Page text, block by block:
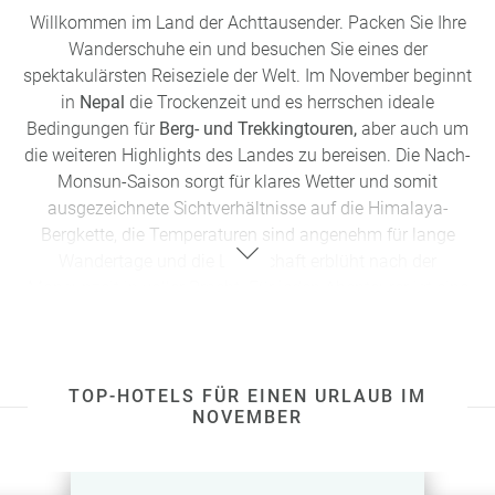
ältesten Markt der Stadt,
Ballarò-Markt,erhalten Sie
günstige lokale Streetfood unter freiem Himmel. Genießen
Sie die sizilianischen Köstlichkeiten wie Cannolis, süße mit
Ricotta gefüllte Gebäckstücke, Arancini, gebratene
Reisbällchen, und sizilianische Pasta bzw. Pizza. Haben Sie
einen entspannten Trip voller kultureller Erlebnisse,
kulinarischer Genüsse und Italienfeeling pur. Diese laute,
liebevolle und etwas chaotische Stadt wird Sie in ihren
Bann ziehen.
Willkommen im Land der Achttausender. Packen Sie Ihre
Wanderschuhe ein und besuchen Sie eines der
spektakulärsten Reiseziele der Welt. Im November beginnt
in Nepal die Trockenzeit und es herrschen ideale
Bedingungen für Berg- und Trekkingtouren, aber auch um
die weiteren Highlights des Landes zu bereisen. Die Nach-
Monsun-Saison sorgt für klares Wetter und somit
ausgezeichnete Sichtverhältnisse auf die Himalaya-
Bergkette, die Temperaturen sind angenehm für lange
Wandertage und die Landschaft erblüht nach der
Wandern in Nepal ist ein besonderes Abenteuer: wählen Sie
zwischen Routen für Anfänger bis Fortgeschrittene bzw.
bis hin zu gemütlichen Wanderungen durch malerische
TOP-HOTELS FÜR EINEN URLAUB IM
NOVEMBER